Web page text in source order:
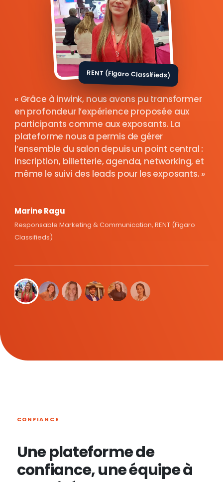
RENT (Figaro Classifieds)
Grâce à inwink, nous avons pu transformer
en profondeur l’expérience proposée aux
participants comme aux exposants. La
plateforme nous a permis de gérer
l’ensemble du salon depuis un point central :
inscription, billetterie, agenda, networking, et
même le suivi des leads pour les exposants.
Marine Ragu
Responsable Marketing & Communication, RENT (Figaro
Classifieds)
CONFIANCE
Une plateforme de
confiance, une équipe à